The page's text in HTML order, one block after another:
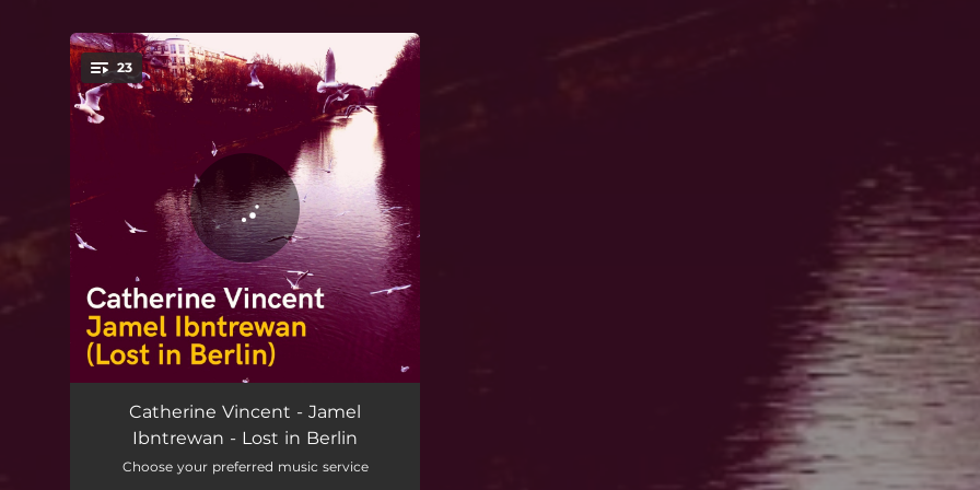
You're all set!
23
Rêve 1 - Emmi 01:39
Un cimetière au vent
Catherine Vincent - Jamel
Ibntrewan - Lost in Berlin
Choose your preferred music service